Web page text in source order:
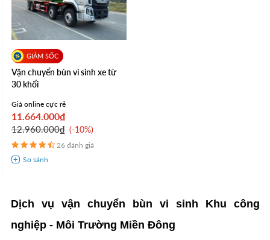
Vận chuyển bùn vi sinh xe từ
30 khối
Giá online cực rẻ
11.664.000₫
12.960.000₫ -10%
26 đánh giá
Dịch vụ vận chuyển bùn vi sinh Khu công
nghiệp - Môi Trường Miền Đông